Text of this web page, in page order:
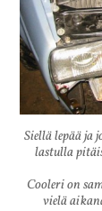
Siellä lepää ja
lastulla
Cooleri on
vielä